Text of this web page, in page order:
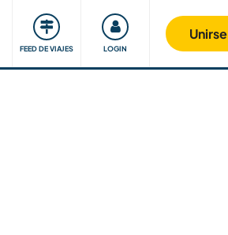
FEED DE VIAJES LOGIN
Unirse
Comunidad Nos implicamos